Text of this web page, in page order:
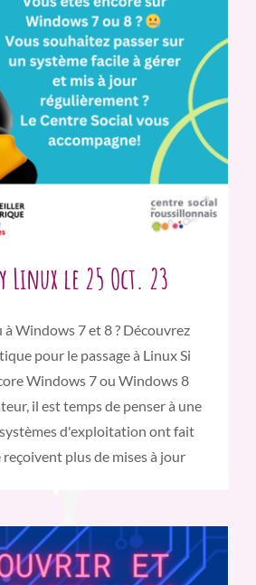
le 25 Oct. 23
à Windows 7 et 8 ? Découvrez
pour le passage à Linux Si
Windows 7 ou Windows 8
il est temps de penser à une
systèmes d'exploitation ont fait
plus de mises à jour